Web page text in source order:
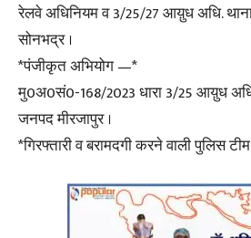
रेलवे अधिनियम व 3/25/27 आय़ुध अधि.
सोनभद्र ।
*पंजीकृत अभियोग —*
मु0अ0सं0-168/2023 धारा 3/25 आय़ुध
जनपद मीरजापुर ।
*गिरफ्तारी व बरामदगी करने वाली पुलिस